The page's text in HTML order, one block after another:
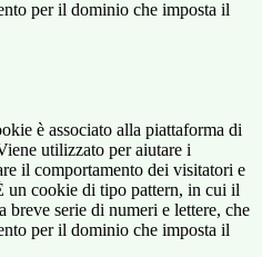
per il dominio che imposta il
è associato alla piattaforma di
utilizzato per aiutare i
il comportamento dei visitatori e
un cookie di tipo pattern, in cui il
breve serie di numeri e lettere, che
per il dominio che imposta il